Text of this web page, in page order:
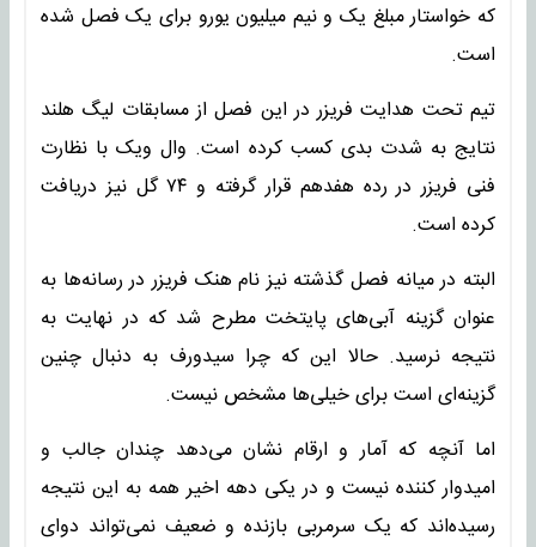
که خواستار مبلغ یک و نیم میلیون یورو برای یک فصل شده
است.
تیم تحت هدایت فریزر در این فصل از مسابقات لیگ هلند
نتایج به شدت بدی کسب کرده است. وال ویک با نظارت
فنی فریزر در رده هفدهم قرار گرفته و ۷۴ گل نیز دریافت
کرده است.
البته در میانه فصل گذشته نیز نام هنک فریزر در رسانه‌ها به
عنوان گزینه آبی‌های پایتخت مطرح شد که در نهایت به
نتیجه نرسید. حالا این که چرا سیدورف به دنبال چنین
گزینه‌ای است برای خیلی‌ها مشخص نیست.
اما آنچه که آمار و ارقام نشان می‌دهد چندان جالب و
امیدوار کننده نیست و در یکی دهه اخیر همه به این نتیجه
رسیده‌اند که یک سرمربی بازنده و ضعیف نمی‌تواند دوای